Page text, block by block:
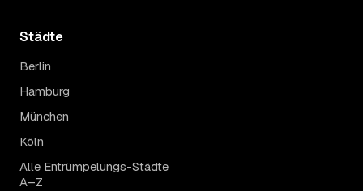
Städte
Berlin
Hamburg
München
Köln
Alle Entrümpelungs-Städte
A–Z